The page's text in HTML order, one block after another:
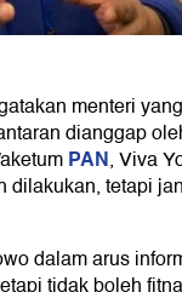
menteri yang
dianggap
PAN, Viva
dilakukan, tetapi
dalam arus